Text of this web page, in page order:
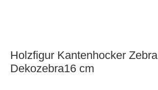
Holzfigur Kantenhocker Zebra
Dekozebra16 cm